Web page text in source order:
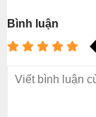
Bình luận